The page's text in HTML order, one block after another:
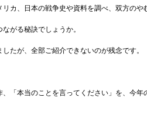
カ、日本の戦争史や資料を調べ、双方の
がる秘訣でしょうか。
たが、全部ご紹介できないのが残念です。
「本当のことを言ってください」を、今年